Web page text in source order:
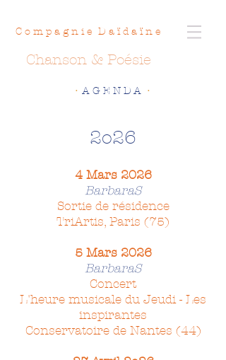
C o m p a g n i e D a ï d a ï n e
Chanson & Poésie
• A G E N D A •
2o26
4 Mars 2026
BarbaraS
Sortie de résidence
TriArtis, Paris (75)
5 Mars 2026
BarbaraS
Concert
L'heure musicale du Jeudi - Les
inspirantes
Conservatoire de Nantes (44)